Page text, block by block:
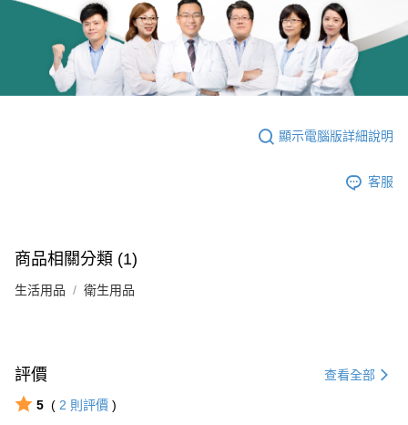
顯示電腦版詳細說明
客服
商品相關分類 (1)
生活用品 衛生用品
評價 查看全部
5 ( 2 則評價 )